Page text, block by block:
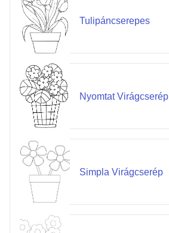
Tulipáncserepes
Nyomtat Virágcserép
Simpla Virágcserép